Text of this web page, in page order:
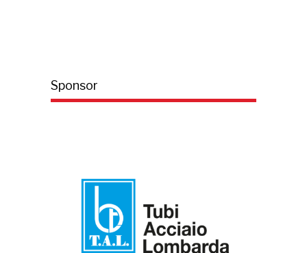
Sponsor